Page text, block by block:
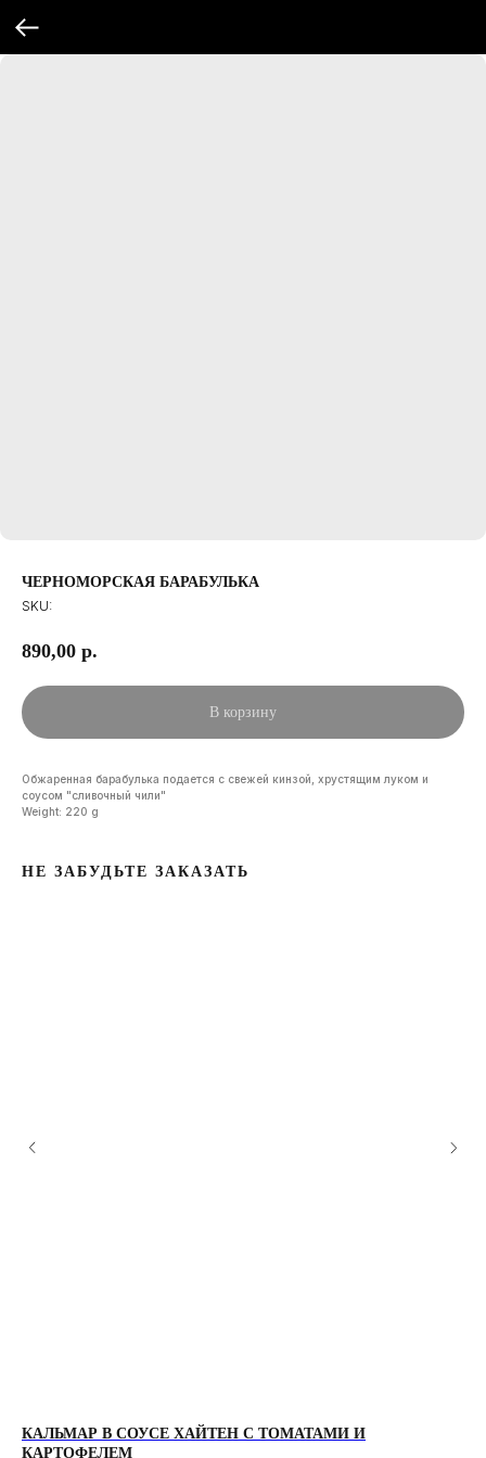
ЧЕРНОМОРСКАЯ БАРАБУЛЬКА
SKU:
890,00 р.
В корзину
Обжаренная барабулька подается с свежей кинзой, хрустящим луком и
соусом "сливочный чили"
Weight: 220 g
НЕ ЗАБУДЬТЕ ЗАКАЗАТЬ
КАЛЬМАР В СОУСЕ ХАЙТЕН С ТОМАТАМИ И
КАРТОФЕЛЕМ